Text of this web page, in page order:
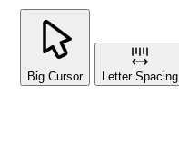
Big Cursor Letter Spacing